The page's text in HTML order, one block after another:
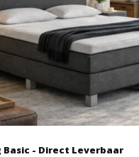
Basic - Direct Leverbaar